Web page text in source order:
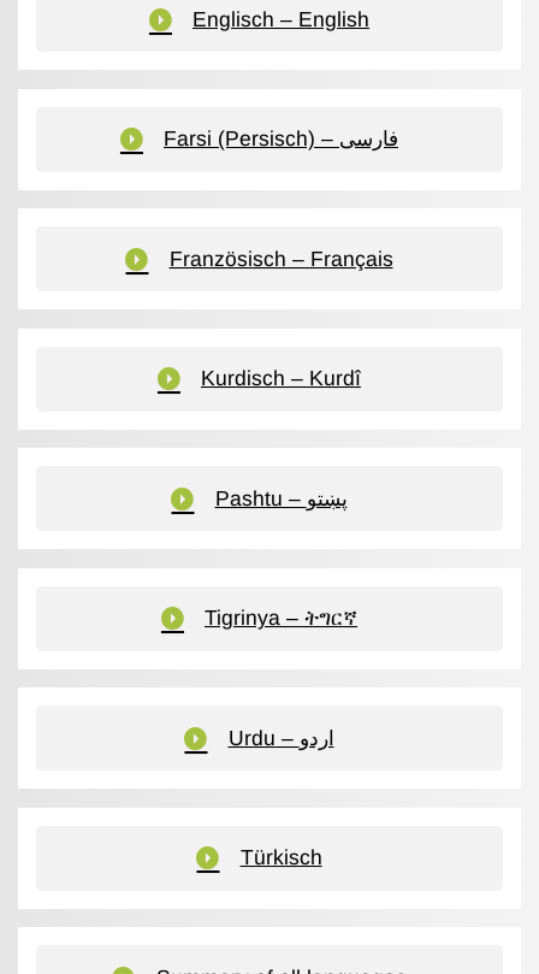
Englisch – English
Farsi (Persisch) – فارسی
Französisch – Français
Kurdisch – Kurdî
Pashtu – پښتو
Tigrinya – ትግርኛ
Urdu – اردو
Türkisch